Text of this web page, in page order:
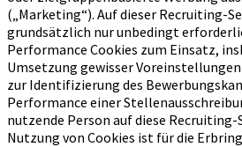
(„Marketing“). Auf dieser Recruiting-
grundsätzlich nur unbedingt
Performance Cookies zum Einsatz,
Umsetzung gewisser Voreinstellungen
zur Identifizierung des
Performance einer
nutzende Person auf diese
Nutzung von Cookies ist für die